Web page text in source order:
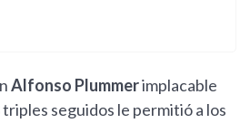
Alfonso Plummerimplacable
seguidos le permitió a los